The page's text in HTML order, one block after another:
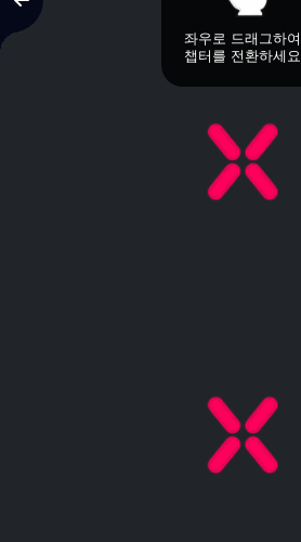
좌우로 드래그하여
챕터를 전환하세요